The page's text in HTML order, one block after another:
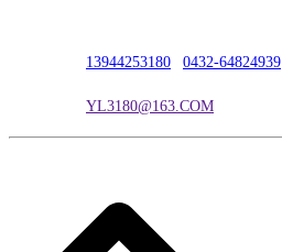
13944253180 0432-64824939
YL3180@163.COM